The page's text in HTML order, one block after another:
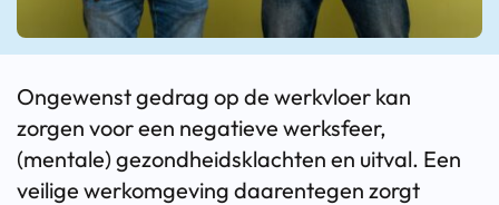
Ongewenst gedrag op de werkvloer kan
zorgen voor een negatieve werksfeer,
(mentale) gezondheidsklachten en uitval. Een
veilige werkomgeving daarentegen zorgt